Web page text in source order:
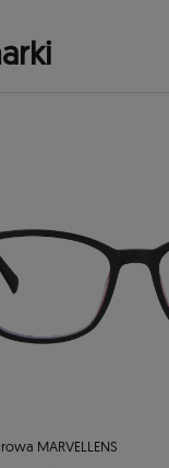
MARVELLENS